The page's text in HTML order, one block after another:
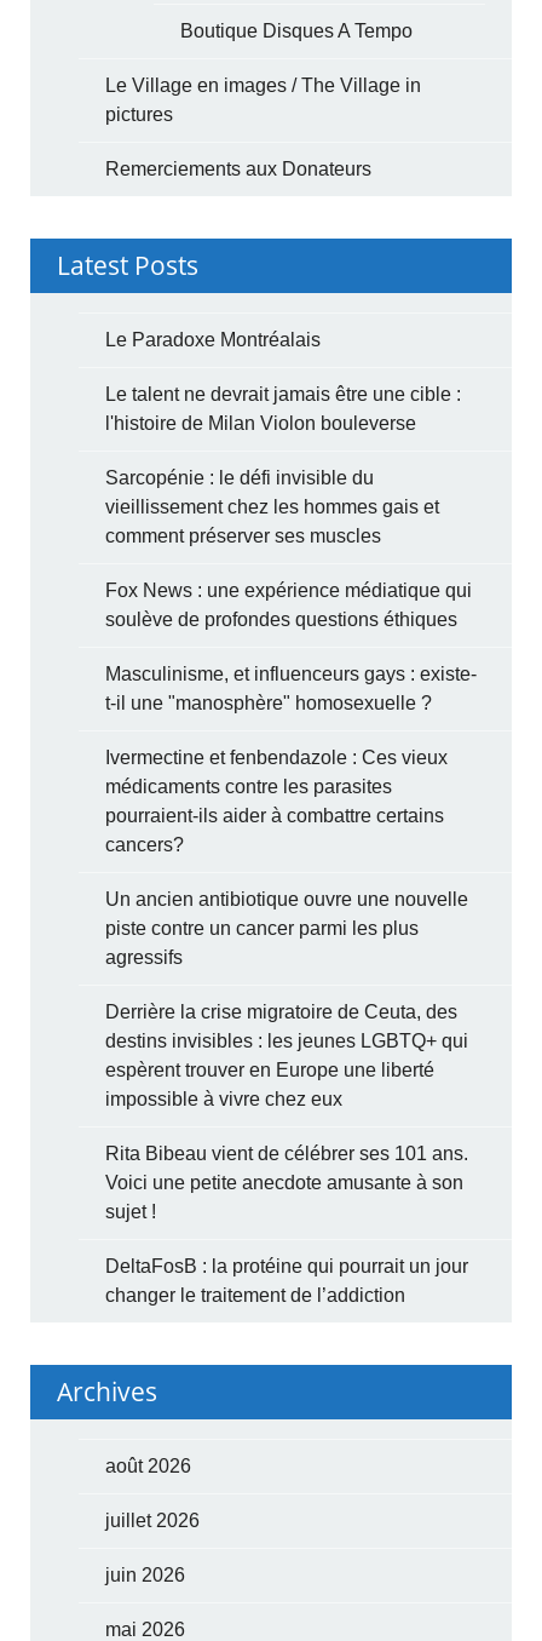
Boutique Disques A Tempo
Le Village en images / The Village in
pictures
Remerciements aux Donateurs
Latest Posts
Le Paradoxe Montréalais
Le talent ne devrait jamais être une cible :
l'histoire de Milan Violon bouleverse
Sarcopénie : le défi invisible du
vieillissement chez les hommes gais et
comment préserver ses muscles
Fox News : une expérience médiatique qui
soulève de profondes questions éthiques
Masculinisme, et influenceurs gays : existe-
t-il une "manosphère" homosexuelle ?
Ivermectine et fenbendazole : Ces vieux
médicaments contre les parasites
pourraient-ils aider à combattre certains
cancers?
Un ancien antibiotique ouvre une nouvelle
piste contre un cancer parmi les plus
agressifs
Derrière la crise migratoire de Ceuta, des
destins invisibles : les jeunes LGBTQ+ qui
espèrent trouver en Europe une liberté
impossible à vivre chez eux
Rita Bibeau vient de célébrer ses 101 ans.
Voici une petite anecdote amusante à son
sujet !
DeltaFosB : la protéine qui pourrait un jour
changer le traitement de l’addiction
Archives
août 2026
juillet 2026
juin 2026
mai 2026